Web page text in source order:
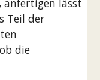
anfertigen lässt
Teil der
die